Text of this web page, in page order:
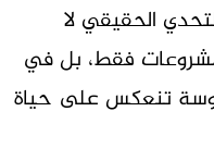
الحقيقي لا
فقط، بل في
تنعكس على حياة